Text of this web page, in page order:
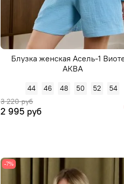
Блузка женская Асель-1
АКВА
44 46 48 50 52
54
3 220 руб
2 995 руб
-7%